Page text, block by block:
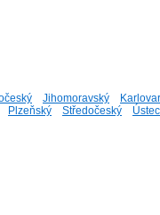
Jihomoravský
Plzeňský Středočeský